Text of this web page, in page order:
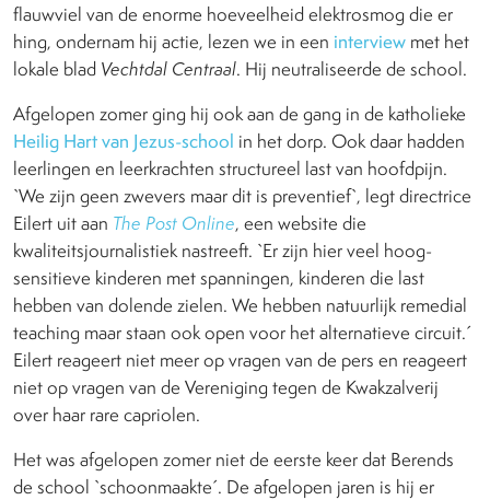
flauwviel van de enorme hoeveelheid elektrosmog die er
hing, ondernam hij actie, lezen we in een interview met het
lokale blad Vechtdal Centraal. Hij neutraliseerde de school.
Afgelopen zomer ging hij ook aan de gang in de katholieke
Heilig Hart van Jezus-school in het dorp. Ook daar hadden
leerlingen en leerkrachten structureel last van hoofdpijn.
`We zijn geen zwevers maar dit is preventief`, legt directrice
Eilert uit aan The Post Online, een website die
kwaliteitsjournalistiek nastreeft. `Er zijn hier veel hoog-
sensitieve kinderen met spanningen, kinderen die last
hebben van dolende zielen. We hebben natuurlijk remedial
teaching maar staan ook open voor het alternatieve circuit.´
Eilert reageert niet meer op vragen van de pers en reageert
niet op vragen van de Vereniging tegen de Kwakzalverij
over haar rare capriolen.
Het was afgelopen zomer niet de eerste keer dat Berends
de school `schoonmaakte´. De afgelopen jaren is hij er